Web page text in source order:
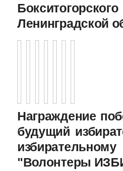
Ленинградской
Награждение
будущий
"Волонтеры